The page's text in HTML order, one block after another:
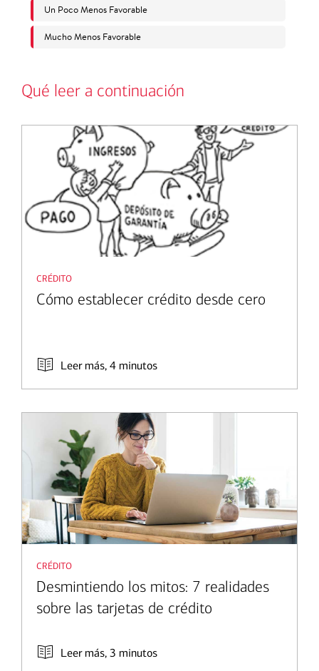
Qué leer a continuación
crédito
Cómo establecer crédito desde cero
Leer más, 4 minutos
crédito
Desmintiendo los mitos: 7 realidades
sobre las tarjetas de crédito
Leer más, 3 minutos